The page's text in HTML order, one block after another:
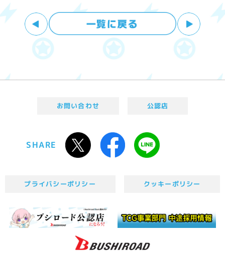
お問い合わせ 公認店
SHARE
プライバシーポリシー クッキーポリシー